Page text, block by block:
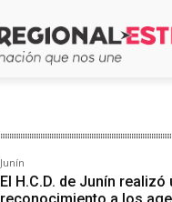
Junín
El H.C.D. de Junín realizó